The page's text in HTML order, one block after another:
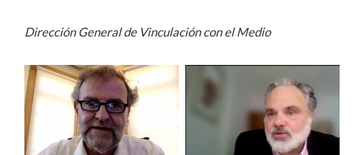
Dirección General de Vinculación con el Medio